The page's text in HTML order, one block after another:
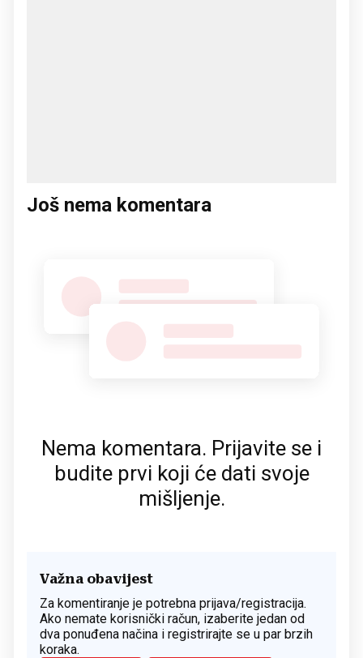
Još nema komentara
Nema komentara. Prijavite se i
budite prvi koji će dati svoje
mišljenje.
Važna obavijest
Za komentiranje je potrebna prijava/registracija.
Ako nemate korisnički račun, izaberite jedan od
dva ponuđena načina i registrirajte se u par brzih
koraka.